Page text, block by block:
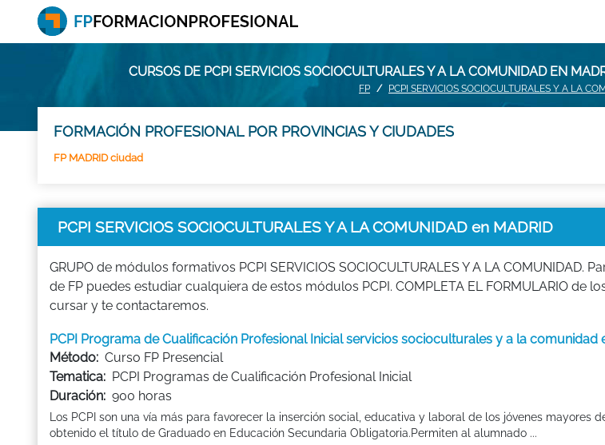
CURSOS DE PCPI SERVICIOS SOCIOCULTURALES Y A LA COMUNIDAD EN
FP PCPI SERVICIOS SOCIOCULTURALES Y A LA
FORMACIÓN PROFESIONAL POR PROVINCIAS Y CIUDADES
FP MADRID ciudad
PCPI SERVICIOS SOCIOCULTURALES Y A LA COMUNIDAD en MADRID
GRUPO de módulos formativos PCPI SERVICIOS SOCIOCULTURALES Y A LA COMUNIDAD.
de FP puedes estudiar cualquiera de estos módulos PCPI. COMPLETA EL FORMULARIO de
cursar y te contactaremos.
PCPI Programa de Cualificación Profesional Inicial servicios socioculturales y a la comunidad
Método: Curso FP Presencial
Tematica: PCPI Programas de Cualificación Profesional Inicial
Duración: 900 horas
Los PCPI son una vía más para favorecer la inserción social, educativa y laboral de los jóvenes mayores
obtenido el título de Graduado en Educación Secundaria Obligatoria.Permiten al alumnado ...